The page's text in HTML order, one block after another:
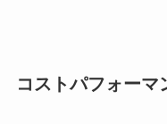
コストパフォー